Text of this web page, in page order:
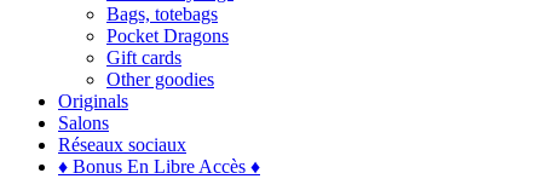
Bags, totebags
Pocket Dragons
Gift cards
Other goodies
Originals
Salons
Réseaux sociaux
♦ Bonus En Libre Accès ♦